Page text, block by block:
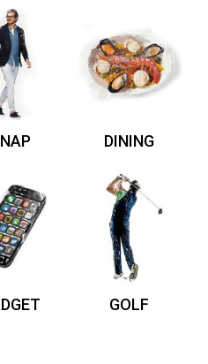
DINING
GOLF